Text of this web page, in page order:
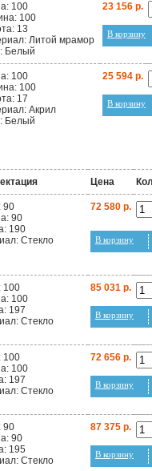
100
100
13
Литой мрамор
Белый
23 156 р.
В корзину
100
100
17
Акрил
Белый
25 594 р.
В корзину
Цена
90
90
190
Стекло
72 580 р.
В корзину
100
100
197
Стекло
85 031 р.
В корзину
100
100
197
Стекло
72 656 р.
В корзину
90
90
195
Стекло
87 375 р.
В корзину